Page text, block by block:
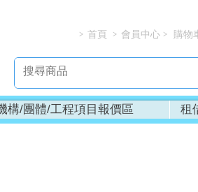
> > >
首頁 會員中心 購物
構/團體/工程項目報價區 租